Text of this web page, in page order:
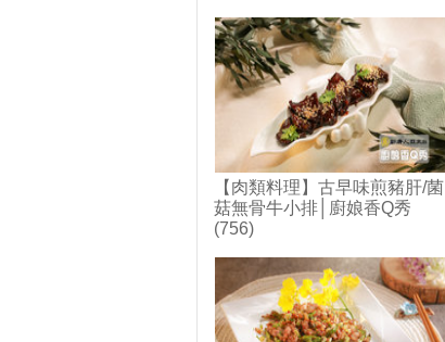
【肉類料理】古早味煎豬肝/菌
菇無骨牛小排│廚娘香Q秀
(756)